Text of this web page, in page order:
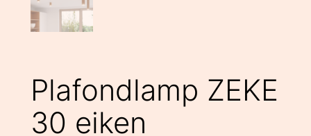
Plafondlamp ZEKE
30 eiken